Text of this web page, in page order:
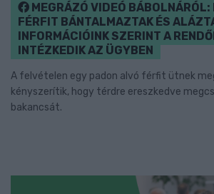
MEGRÁZÓ VIDEÓ
FÉRFIT BÁNTALMAZTAK ÉS
INFORMÁCIÓINK SZERINT A
INTÉZKEDIK AZ ÜGYBEN
A felvételen egy padon alvó férfit ütnek
kényszerítik, hogy térdre ereszkedve
bakancsát.